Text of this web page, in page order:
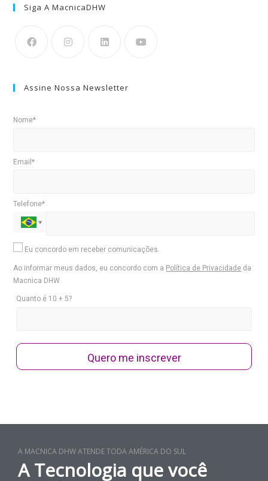
Siga A MacnicaDHW
Assine Nossa Newsletter
Nome*
Email*
Telefone*
Eu concordo em receber comunicações.
Ao informar meus dados, eu concordo com a Política de Privacidade da
Macnica DHW.
Quanto é 10 + 5?
Quero me inscrever
A MACNICA DHW ATENDE TODA AMÉRICA DO SUL
A Tecnologia que você